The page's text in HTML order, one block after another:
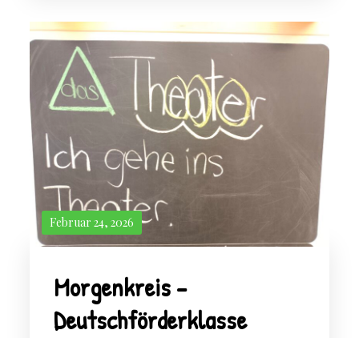
Februar 24, 2026
Morgenkreis –
Deutschförderklasse